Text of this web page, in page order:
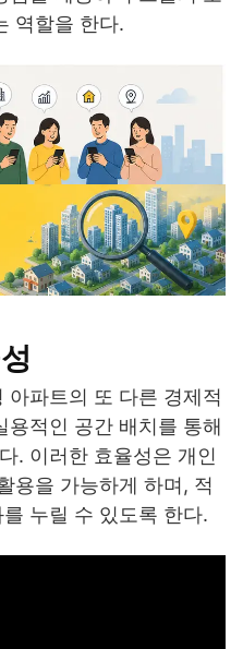
역할을 한다.
아파트의 또 다른 경제적
용적인 공간 배치를 통해
. 이러한 효율성은 개인
용을 가능하게 하며, 적
누릴 수 있도록 한다.